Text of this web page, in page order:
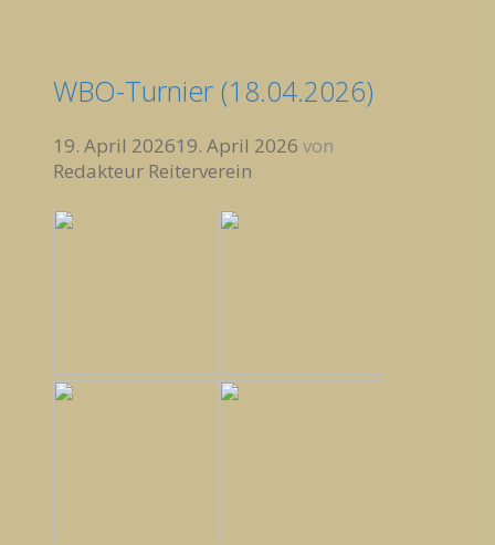
WBO-Turnier (18.04.2026)
19. April 202619. April 2026 von
Redakteur Reiterverein